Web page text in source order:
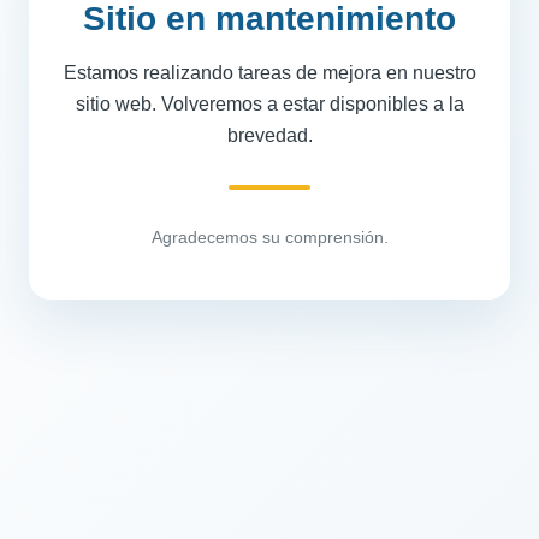
Sitio en mantenimiento
Estamos realizando tareas de mejora en nuestro
sitio web. Volveremos a estar disponibles a la
brevedad.
Agradecemos su comprensión.